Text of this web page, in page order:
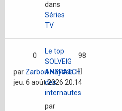
dans
Séries
TV
Le top
SOLVEIG
ANSPATCH
des
internautes
par
0 98
par Zarbon Hayase
jeu. 6 août 2026 20:14